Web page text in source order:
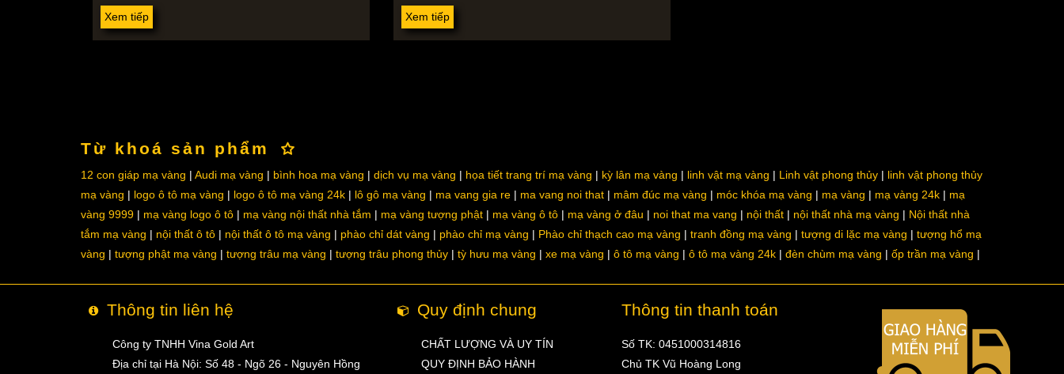
Xem tiếp Xem tiếp
Từ khoá sản phẩm
12 con giáp mạ vàng Audi mạ vàng bình hoa mạ vàng dịch vụ mạ vàng họa tiết trang trí mạ vàng kỳ lân mạ vàng linh vật mạ vàng Linh vật phong thủy
linh vật phong thủy
mạ vàng
logo ô tô mạ vàng logo ô tô mạ vàng 24k lô gô mạ vàng ma vang gia re ma vang noi that mâm đúc mạ vàng móc khóa mạ vàng mạ vàng mạ vàng 24k
mạ
vàng 9999
mạ vàng logo ô tô mạ vàng nội thất nhà tắm mạ vàng tượng phật mạ vàng ô tô mạ vàng ở đâu noi that ma vang nội thất nội thất nhà mạ vàng
Nội thất nhà
tắm mạ vàng
nội thất ô tô nội thất ô tô mạ vàng phào chỉ dát vàng phào chỉ mạ vàng Phào chỉ thạch cao mạ vàng tranh đồng mạ vàng tượng di lặc mạ vàng
tượng hổ mạ
vàng
tượng phật mạ vàng tượng trâu mạ vàng tượng trâu phong thủy tỳ hưu mạ vàng xe mạ vàng ô tô mạ vàng ô tô mạ vàng 24k đèn chùm mạ vàng ốp trần mạ vàng
Thông tin liên hệ
Công ty TNHH Vina Gold Art
Địa chỉ tại Hà Nội: Số 48 - Ngõ 26 - Nguyên Hồng
Quy định chung
CHẤT LƯỢNG VÀ UY TÍN
QUY ĐỊNH BẢO HÀNH
Thông tin thanh toán
Số TK: 0451000314816
Chủ TK Vũ Hoàng Long